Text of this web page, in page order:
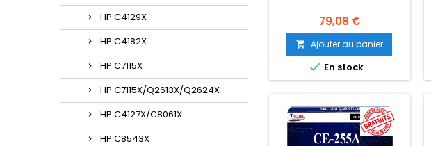
HP C4129X
HP C4182X
HP C7115X
HP C7115X/Q2613X/Q2624X
HP C4127X/C8061X
HP C8543X
Prix
79,08 €
 Ajouter au panier
 En stock